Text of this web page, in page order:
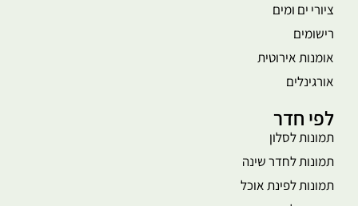
ציורי ים ומים
רישומים
אומנות אירוטית
אורגינלים
לפי חדר
תמונות לסלון
תמונות לחדר שינה
תמונות לפינת אוכל